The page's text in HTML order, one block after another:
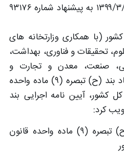
هیأت وزیران در جلسه ۱۳۹۹/۳/۱۱ به پیشنهاد شماره ۹۳۱۷۶
(با همکاری وزارتخانه های
تحقیقات و فناوری، بهداشت،
صنعت، معدن و تجارت و
جهادکشاورزی) و به استناد بند (ح) تبصره (۹) ماده واحده
قانون بودجه سال ۱۳۹۹ کل کشور، آیین نامه اجرایی بند
کرد:
آیین نامه اجرایی بند (ح) تبصره (۹) ماده واحده قانون